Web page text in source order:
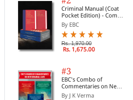
Criminal Manual (Coat
Pocket Edition) - Combo
of BNS, BNSS and BSA
(Set of 2 Books)
By EBC
Rs. 1,970.00
Rs. 1,675.00
#3
EBC's Combo of
Commentaries on New
Criminal Laws
By J K Verma